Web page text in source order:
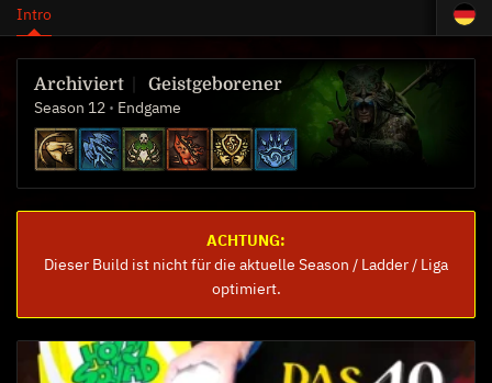
Intro
Geistgeborener
Season 12
Endgame